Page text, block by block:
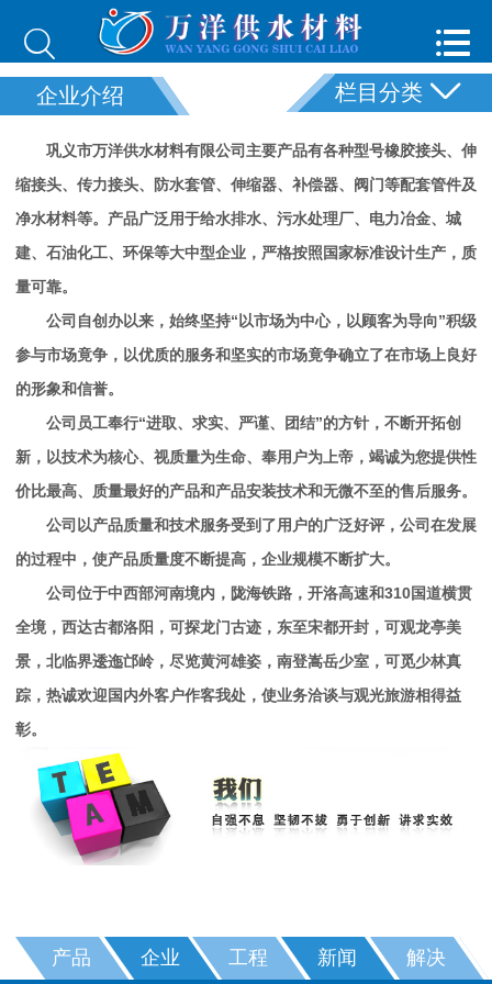


企业介绍 栏目分类
巩义市万洋供水材料有限公司主要产品有各种型号橡胶接头、伸
缩接头、传力接头、防水套管、伸缩器、补偿器、阀门等配套管件及
净水材料等。产品广泛用于给水排水、污水处理厂、电力冶金、城
建、石油化工、环保等大中型企业，严格按照国家标准设计生产，质
量可靠。
公司自创办以来，始终坚持“以市场为中心，以顾客为导向”积级
参与市场竟争，以优质的服务和坚实的市场竟争确立了在市场上良好
的形象和信誉。
公司员工奉行“进取、求实、严谨、团结”的方针，不断开拓创
新，以技术为核心、视质量为生命、奉用户为上帝，竭诚为您提供性
价比最高、质量最好的产品和产品安装技术和无微不至的售后服务。
公司以产品质量和技术服务受到了用户的广泛好评，公司在发展
的过程中，使产品质量度不断提高，企业规模不断扩大。
公司位于中西部河南境内，陇海铁路，开洛高速和310国道横贯
全境，西达古都洛阳，可探龙门古迹，东至宋都开封，可观龙亭美
景，北临界逶迤邙岭，尽览黄河雄姿，南登嵩岳少室，可觅少林真
踪，热诚欢迎国内外客户作客我处，使业务洽谈与观光旅游相得益
彰。
产品 企业 工程 新闻 解决